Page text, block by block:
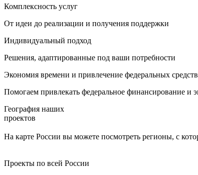
Комплексность услуг
От идеи до реализации и получения поддержки
Индивидуальный подход
Решения, адаптированные под ваши потребности
Экономия времени и привлечение федеральных средств
Помогаем привлекать федеральное финансирование и
География наших
проектов
На карте России вы можете посмотреть регионы, с
Проекты по всей России